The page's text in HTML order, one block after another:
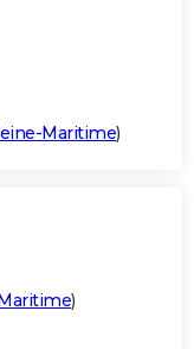
Maritime)
)